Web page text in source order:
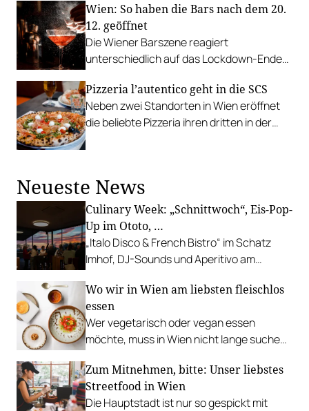
Wien: So haben die Bars nach dem 20.
12. geöffnet
Die Wiener Barszene reagiert
unterschiedlich auf das Lockdown-Ende
kurzen Übersicht.
Pizzeria l’autentico geht in die SCS
Neben zwei Standorten in Wien eröffnet
die beliebte Pizzeria ihren dritten in der
Neueste News
Culinary Week: „Schnittwoch“, Eis-Pop-
Up im Ototo, …
„Italo Disco & French Bistro“ im Schatz
Imhof, DJ-Sounds und Aperitivo am
Palme, „Fridays for Furmint“ u. v. m.
Wo wir in Wien am liebsten fleischlos
essen
Wer vegetarisch oder vegan essen
möchte, muss in Wien nicht lange suchen.
besonders.
Zum Mitnehmen, bitte: Unser liebstes
Streetfood in Wien
Die Hauptstadt ist nur so gespickt mit